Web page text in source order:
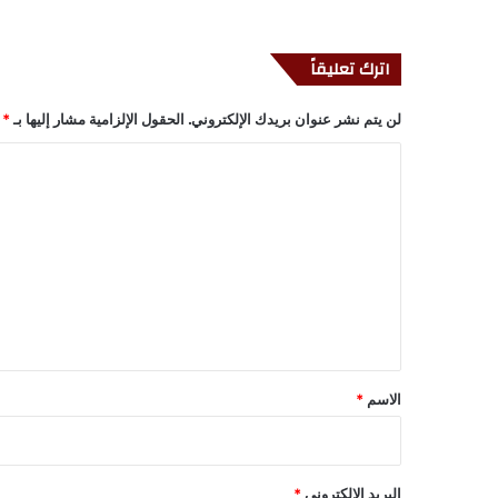
اترك تعليقاً
لن يتم نشر عنوان بريدك الإلكتروني. الحقول الإلزامية مشار إليها بـ *
*
الاسم *
البريد الإلكتروني *